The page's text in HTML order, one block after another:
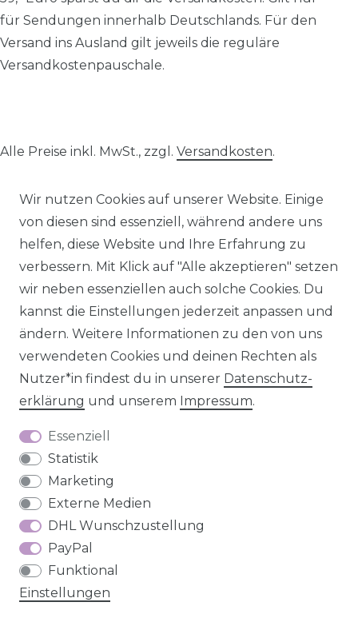
Wir nutzen Cookies auf unserer Website. Einige
von diesen sind essenziell, während andere uns
helfen, diese Website und Ihre Erfahrung zu
verbessern. Mit Klick auf "Alle akzeptieren" setzen
wir neben essenziellen auch solche Cookies. Du
kannst die Einstellungen jederzeit anpassen und
ändern. Weitere Informationen zu den von uns
verwendeten Cookies und deinen Rechten als
Nutzer*in findest du in unserer Daten­schutz­
erklärung und unserem Impressum.
Essenziell
Statistik
Marketing
Externe Medien
DHL Wunschzustellung
PayPal
Funktional
Einstellungen
für Sendungen innerhalb Deutschlands. Für den
Versand ins Ausland gilt jeweils die reguläre
Versandkostenpauschale.
Alle Preise inkl. MwSt., zzgl. Versandkosten.
Impressum Daten­schutz­erklärung AGB
Barrierefreiheitserklärung Widerrufs­recht
VERTRAG WIDERRUFEN